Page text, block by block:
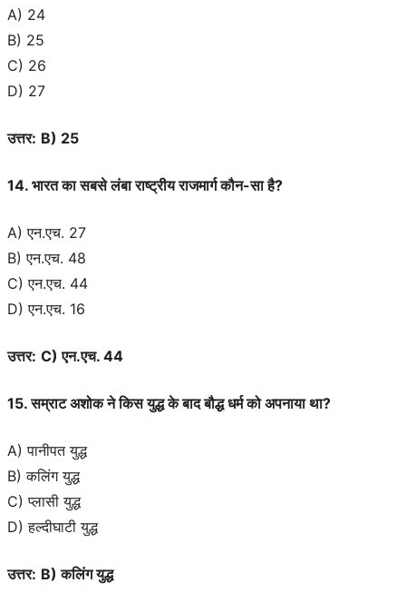
A) 24
B) 25
C) 26
D) 27
उत्तर: B) 25
14. भारत का सबसे लंबा राष्ट्रीय राजमार्ग कौन-सा है?
A) एन.एच. 27
B) एन.एच. 48
C) एन.एच. 44
D) एन.एच. 16
उत्तर: C) एन.एच. 44
15. सम्राट अशोक ने किस युद्ध के बाद बौद्ध धर्म को अपनाया था?
A) पानीपत युद्ध
B) कलिंग युद्ध
C) प्लासी युद्ध
D) हल्दीघाटी युद्ध
उत्तर: B) कलिंग युद्ध